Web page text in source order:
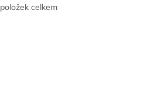
O
položek celkem